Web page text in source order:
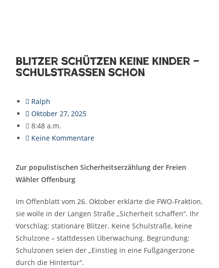
Blitzer schützen keine Kinder –
Schulstraßen schon
Ralph
Oktober 27, 2025
8:48 a.m.
Keine Kommentare
Zur populistischen Sicherheitserzählung der Freien
Wähler Offenburg
Im Offenblatt vom 26. Oktober erklärte die FWO-Fraktion,
sie wolle in der Langen Straße „Sicherheit schaffen“. Ihr
Vorschlag: stationäre Blitzer. Keine Schulstraße, keine
Schulzone – stattdessen Überwachung. Begründung:
Schulzonen seien der „Einstieg in eine Fußgängerzone
durch die Hintertür“.